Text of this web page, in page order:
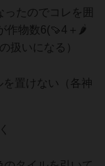
たのでコレを囲
作物数6(🍠4＋🌶️
扱いになる）
置けない（各神